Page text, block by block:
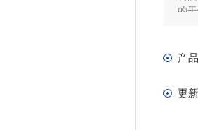
的干
产
更